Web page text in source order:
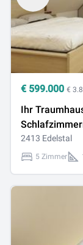
€ 599.000 €
Ihr
2413 Edelstal
5 Zimmer